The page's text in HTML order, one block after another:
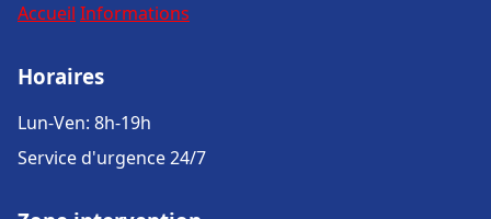
Accueil Informations
Horaires
Lun-Ven: 8h-19h
Service d'urgence 24/7